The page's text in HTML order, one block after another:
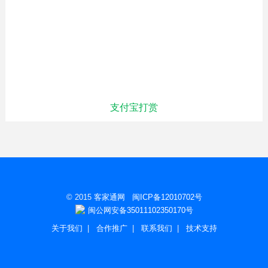
支付宝打赏
© 2015 客家通网
闽ICP备12010702号
闽公网安备35011102350170号
关于我们
合作推广| 联系我们 技术支持